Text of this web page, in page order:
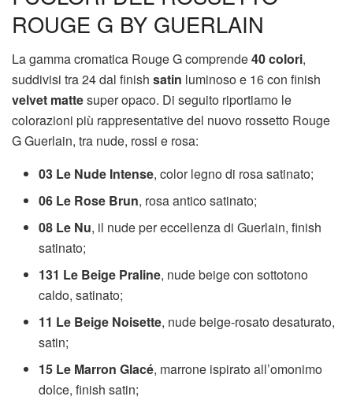
ROUGE G BY GUERLAIN
La gamma cromatica Rouge G comprende40 colori,
suddivisi tra 24 dal finish satin luminoso e 16 con finish
velvet mattesuper opaco. Di seguito riportiamo le
colorazioni più rappresentative del nuovo rossetto Rouge
G Guerlain, tra nude, rossi e rosa:
03 Le Nude Intense, color legno di rosa satinato;
06 Le Rose Brun, rosa antico satinato;
08 Le Nu, il nude per eccellenza di Guerlain, finish
satinato;
131 Le Beige Praline, nude beige con sottotono
caldo, satinato;
11 Le Beige Noisette, nude beige-rosato desaturato,
satin;
15 Le Marron Glacé, marrone ispirato all’omonimo
dolce, finish satin;